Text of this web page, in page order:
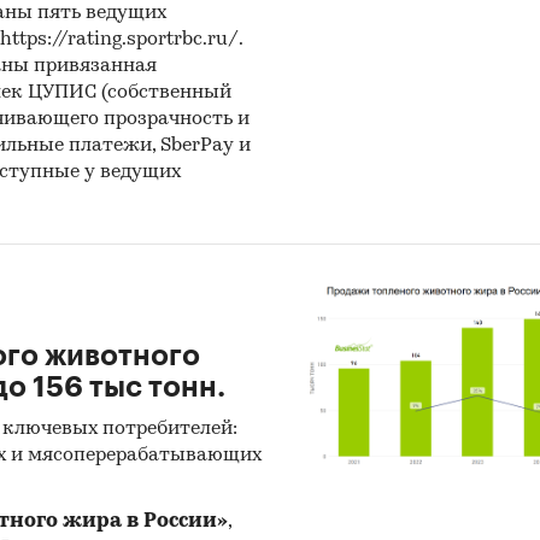
импорта по странам происхождения в
выражении;
обуви из России в натуральном и денежном
структура экспорта по странам,
и денежном выражении.
широкой географии и температурного
сезонов с текущим потреблением обуви на
обуви в расчете на 1 жителя в России (факт
прогноз на 5 лет).
драйверов роста рынка в будущем
пять ведущих
https://rating.sportrbc.ru/.
привязанная
ЦУПИС (собственный
прозрачность и
платежи, SberPay и
у ведущих
животного
156 тыс тонн.
потребителей:
и мясоперерабатывающих
жира в России»,